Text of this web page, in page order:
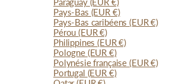
Pays-Bas (EUR €)
Pays-Bas caribéens(EUR €)
Pérou(EUR €)
Philippines(EUR €)
Pologne (EUR €)
Polynésie française (EUR €)
Portugal (EUR €)